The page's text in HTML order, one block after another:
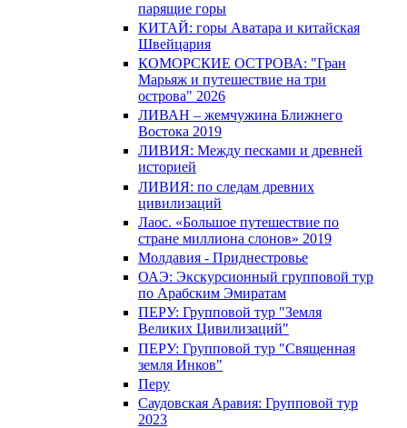
парящие горы
КИТАЙ: горы Аватара и китайская
Швейцария
КОМОРСКИЕ ОСТРОВА: "Гран
Марьяж и путешествие на три
острова" 2026
ЛИВАН – жемчужина Ближнего
Востока 2019
ЛИВИЯ: Между песками и древней
историей
ЛИВИЯ: по следам древних
цивилизаций
Лаос. «Большое путешествие по
стране миллиона слонов» 2019
Молдавия - Приднестровье
ОАЭ: Экскурсионный групповой тур
по Арабским Эмиратам
ПЕРУ: Групповой тур "Земля
Великих Цивилизаций"
ПЕРУ: Групповой тур "Священная
земля Инков"
Перу
Саудовская Аравия: Групповой тур
2023